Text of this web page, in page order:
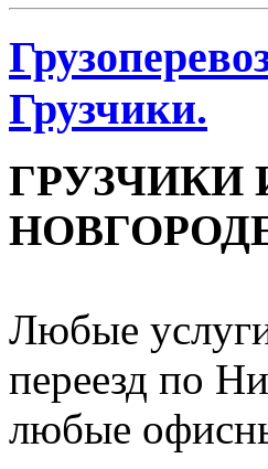
Грузчики.
ГРУЗЧИКИ
Любые
переезд по
любые